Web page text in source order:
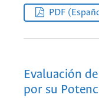
PDF
Evaluación
por su